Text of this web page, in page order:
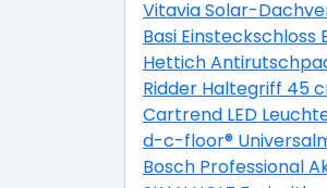
Vitavia Solar-
Basi Einsteckschloss
Hettich
Ridder Haltegriff 45
Cartrend LED
d-c-floor®
Bosch Professional